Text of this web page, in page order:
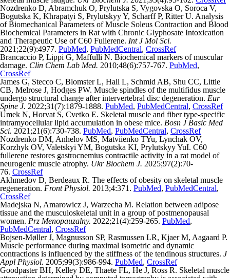
Nozdrenko D, Abramchuk O, Prylutska S, Vygovska O, Soroca V,
Bogutska K, Khrapatyi S, Prylutskyy Y, Scharff P, Ritter U. Analysis
of Biomechanical Parameters of Muscle Soleus Contraction and Blood
Biochemical Parameters in Rat with Chronic Glyphosate Intoxication
and Therapeutic Use of C60 Fullerene. Int J Mol Sci.
2021;22(9):4977. PubMed, PubMedCentral, CrossRef
Brancaccio P, Lippi G, Maffulli N. Biochemical markers of muscular
damage. Clin Chem Lab Med. 2010;48(6):757-767. PubMed,
CrossRef
James G, Stecco C, Blomster L, Hall L, Schmid AB, Shu CC, Little
CB, Melrose J, Hodges PW. Muscle spindles of the multifidus muscle
undergo structural change after intervertebral disc degeneration. Eur
Spine J. 2022;31(7):1879-1888. PubMed, PubMedCentral, CrossRef
Umek N, Horvat S, Cvetko E. Skeletal muscle and fiber type-specific
intramyocellular lipid accumulation in obese mice. Bosn J Basic Med
Sci. 2021;21(6):730-738. PubMed, PubMedCentral, CrossRef
Nozdrenko DM, Anhelov MS, Matviienko TYu, Lynchak OV,
Korzhyk OV, Valetskyi YM, Bogutska KI, Prylutskyy YuI. C60
fullerene restores gastrocnemius contractile activity in a rat model of
neurogenic muscle atrophy. Ukr Biochem J. 2025;97(2):70-
76. CrossRef
Akhmedov D, Berdeaux R. The effects of obesity on skeletal muscle
regeneration. Front Physiol. 2013;4:371. PubMed, PubMedCentral,
CrossRef
Madejska N, Amarowicz J, Warzecha M. Relation between adipose
tissue and the musculoskeletal unit in a group of postmenopausal
women. Prz Menopauzalny. 2022;21(4):259-265. PubMed,
PubMedCentral, CrossRef
Bojsen-Møller J, Magnusson SP, Rasmussen LR, Kjaer M, Aagaard P.
Muscle performance during maximal isometric and dynamic
contractions is influenced by the stiffness of the tendinous structures. J
Appl Physiol. 2005;99(3):986-994. PubMed, CrossRef
Goodpaster BH, Kelley DE, Thaete FL, He J, Ross R. Skeletal muscle